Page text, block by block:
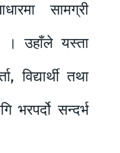
सामग्री
। उहाँले यस्ता
विद्यार्थी तथा
भरपर्दो सन्दर्भ